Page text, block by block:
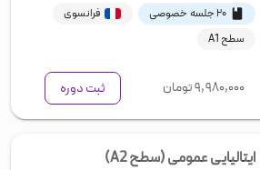
۲۰ جلسه خصوصی
فرانسوی
سطح A1
۹,۹۸۰,۰۰۰تومان ثبت دوره
ایتالیایی عمومی (سطح A2)